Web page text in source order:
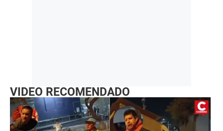
VIDEO RECOMENDADO